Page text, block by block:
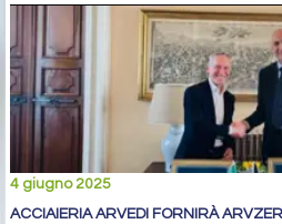
4 giugno 2025
ACCIAIERIA ARVEDI FORNIRÀ